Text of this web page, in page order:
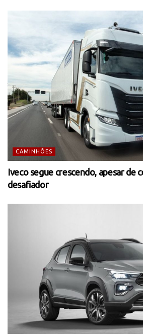
CAMINHÕES
Iveco segue crescendo, apesar de
desafiador